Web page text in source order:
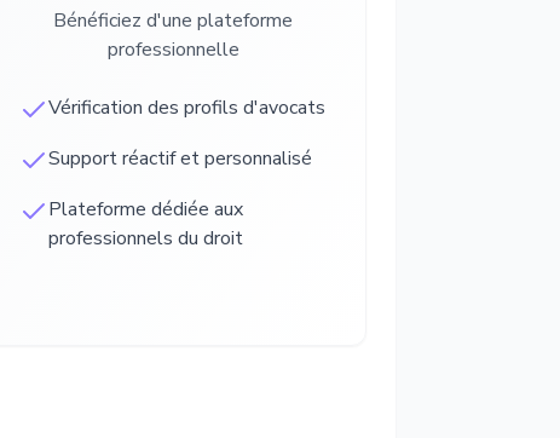
Bénéficiez d'une plateforme
professionnelle
Vérification des profils d'avocats
Support réactif et personnalisé
Plateforme dédiée aux
professionnels du droit